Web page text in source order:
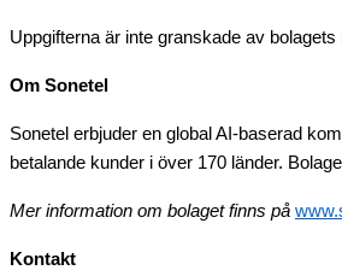
Uppgifterna är inte granskade av bolagets
Om Sonetel
Sonetel erbjuder en global AI-baserad
betalande kunder i över 170 länder.
Mer information om bolaget finns på
Kontakt